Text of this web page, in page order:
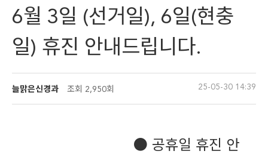
6월 3일 (선거일), 6일(현충
일) 휴진 안내드립니다.
늘맑은신경과 조회 2,950회 25-05-30 14:39
● 공휴일 휴진 안